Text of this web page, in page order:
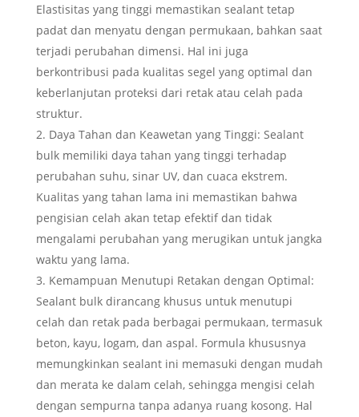
Elastisitas yang tinggi memastikan sealant tetap
padat dan menyatu dengan permukaan, bahkan saat
terjadi perubahan dimensi. Hal ini juga
berkontribusi pada kualitas segel yang optimal dan
keberlanjutan proteksi dari retak atau celah pada
struktur.
Daya Tahan dan Keawetan yang Tinggi: Sealant
bulk memiliki daya tahan yang tinggi terhadap
perubahan suhu, sinar UV, dan cuaca ekstrem.
Kualitas yang tahan lama ini memastikan bahwa
pengisian celah akan tetap efektif dan tidak
mengalami perubahan yang merugikan untuk jangka
waktu yang lama.
Kemampuan Menutupi Retakan dengan Optimal:
Sealant bulk dirancang khusus untuk menutupi
celah dan retak pada berbagai permukaan, termasuk
beton, kayu, logam, dan aspal. Formula khususnya
memungkinkan sealant ini memasuki dengan mudah
dan merata ke dalam celah, sehingga mengisi celah
dengan sempurna tanpa adanya ruang kosong. Hal